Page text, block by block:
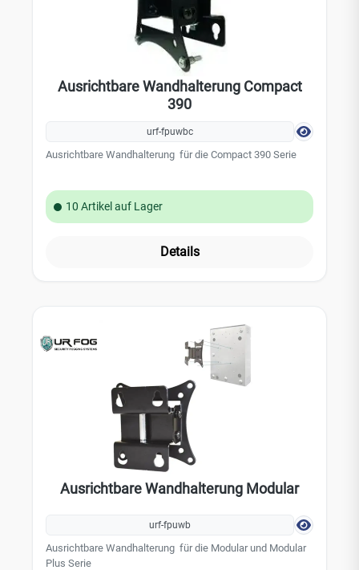
Ausrichtbare Wandhalterung Compact
390
urf-fpuwbc
Ausrichtbare Wandhalterung für die Compact 390 Serie
10 Artikel auf Lager
Details
Ausrichtbare Wandhalterung Modular
urf-fpuwb
Ausrichtbare Wandhalterung für die Modular und Modular
Plus Serie